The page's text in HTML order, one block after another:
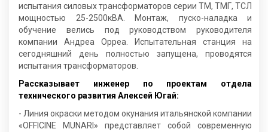
испытания силовых трансформаторов серии ТМ, ТМГ, ТСЛ
мощностью 25-2500кВА. Монтаж, пуско-наладка и
обучение велись под руководством руководителя
компании Андреа Орреа. Испытательная станция на
сегодняшний день полностью запущена, проводятся
испытания трансформаторов.
Рассказывает инженер по проектам отдела
технического развития Алексей Югай:
- Линия окраски методом окунания итальянской компании
«OFFICINE MUNARI» представляет собой современную